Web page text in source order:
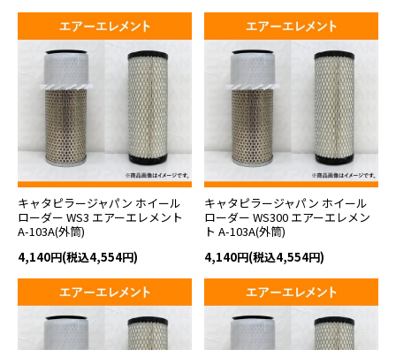
キャタピラージャパン ホイール
ローダー WS3 エアーエレメント
A-103A(外筒)
4,140円(税込4,554円)
キャタピラージャパン ホイール
ローダー WS300 エアーエレメン
ト A-103A(外筒)
4,140円(税込4,554円)